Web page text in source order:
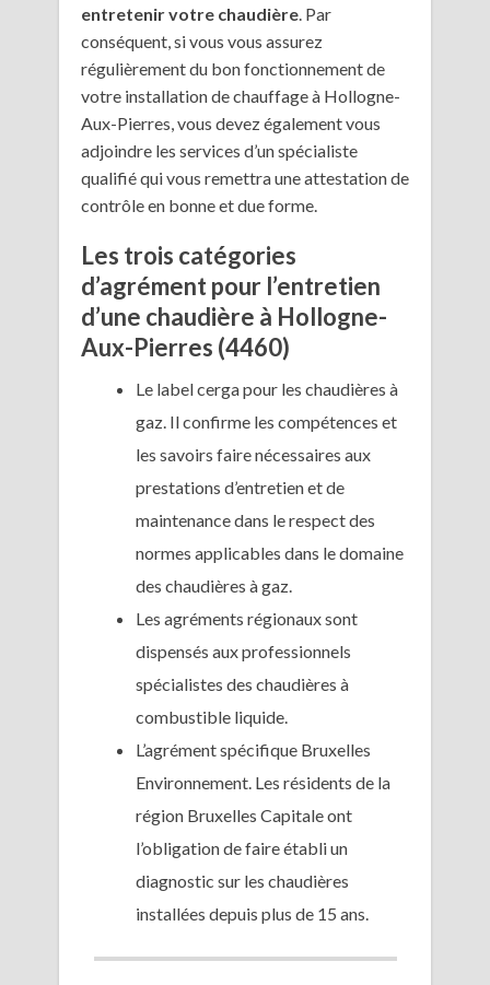
entretenir votre chaudière. Par
conséquent, si vous vous assurez
régulièrement du bon fonctionnement de
votre installation de chauffage à Hollogne-
Aux-Pierres, vous devez également vous
adjoindre les services d’un spécialiste
qualifié qui vous remettra une attestation de
contrôle en bonne et due forme.
Les trois catégories
d’agrément pour l’entretien
d’une chaudière à Hollogne-
Aux-Pierres (4460)
Le label cerga pour les chaudières à
gaz. Il confirme les compétences et
les savoirs faire nécessaires aux
prestations d’entretien et de
maintenance dans le respect des
normes applicables dans le domaine
des chaudières à gaz.
Les agréments régionaux sont
dispensés aux professionnels
spécialistes des chaudières à
combustible liquide.
L’agrément spécifique Bruxelles
Environnement. Les résidents de la
région Bruxelles Capitale ont
l’obligation de faire établi un
diagnostic sur les chaudières
installées depuis plus de 15 ans.